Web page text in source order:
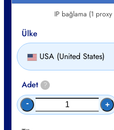
IP bağlama (1
Ülke
USA (United States)
Adet ?
- +